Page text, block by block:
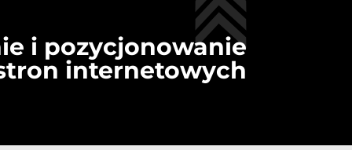
i pozycjonowanie
internetowych